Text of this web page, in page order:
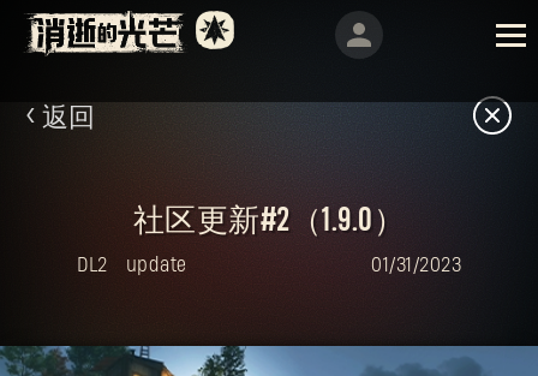
返回
社区更新#2（1.9.0）
DL2 update 01/31/2023